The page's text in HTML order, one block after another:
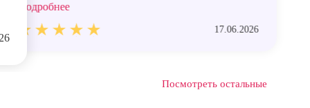
Подробнее
17.06.2026
Посмотреть остальные